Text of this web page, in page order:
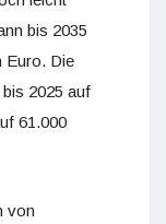
bis 2035
Euro. Die
2025 auf
61.000
von